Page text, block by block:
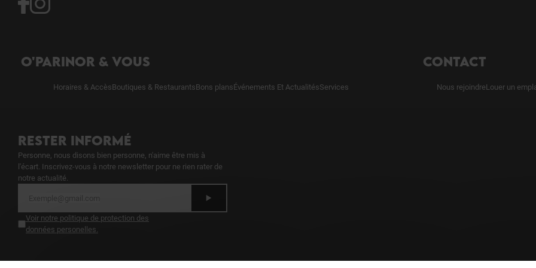
O'PARINOR & VOUS
Horaires & AccèsBoutiques & RestaurantsBons plansÉvénements Et ActualitésServices
CONTACT
Nous rejoindreLouer un
RESTER INFORMÉ
Personne, nous disons bien personne, n'aime être mis à
l'écart. Inscrivez-vous à notre newsletter pour ne rien rater de
notre actualité.
Voir notre politique de protection des
données personelles.